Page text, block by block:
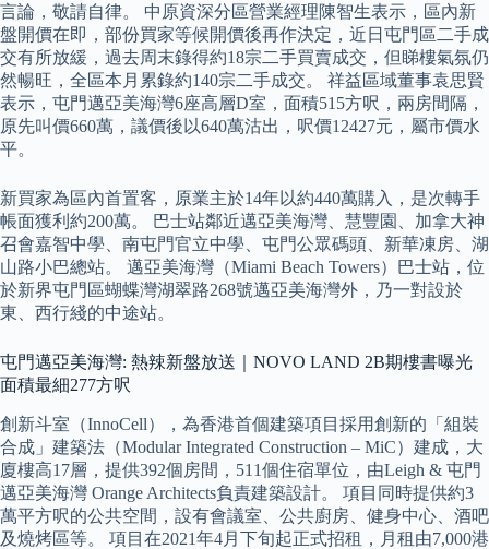
言論，敬請自律。 中原資深分區營業經理陳智生表示，區內新
盤開價在即，部份買家等候開價後再作決定，近日屯門區二手成
交有所放緩，過去周末錄得約18宗二手買賣成交，但睇樓氣氛仍
然暢旺，全區本月累錄約140宗二手成交。 祥益區域董事袁思賢
表示，屯門邁亞美海灣6座高層D室，面積515方呎，兩房間隔，
原先叫價660萬，議價後以640萬沽出，呎價12427元，屬市價水
平。
新買家為區內首置客，原業主於14年以約440萬購入，是次轉手
帳面獲利約200萬。 巴士站鄰近邁亞美海灣、慧豐園、加拿大神
召會嘉智中學、南屯門官立中學、屯門公眾碼頭、新華凍房、湖
山路小巴總站。 邁亞美海灣（Miami Beach Towers）巴士站，位
於新界屯門區蝴蝶灣湖翠路268號邁亞美海灣外，乃一對設於
東、西行綫的中途站。
屯門邁亞美海灣: 熱辣新盤放送｜NOVO LAND 2B期樓書曝光
面積最細277方呎
創新斗室（InnoCell），為香港首個建築項目採用創新的「組裝
合成」建築法（Modular Integrated Construction – MiC）建成，大
廈樓高17層，提供392個房間，511個住宿單位，由Leigh & 屯門
邁亞美海灣 Orange Architects負責建築設計。 項目同時提供約3
萬平方呎的公共空間，設有會議室、公共廚房、健身中心、酒吧
及燒烤區等。 項目在2021年4月下旬起正式招租，月租由7,000港